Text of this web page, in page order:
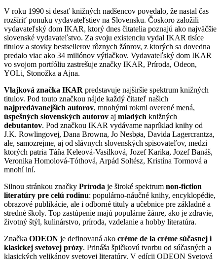
V roku 1990 si desať knižných nadšencov povedalo, že nastal čas
rozšíriť ponuku vydavateľstiev na Slovensku. Čoskoro založili
vydavateľský dom IKAR, ktorý dnes čitatelia poznajú ako najväčšie
slovenské vydavateľstvo. Za svoju existenciu vydal IKAR tisíce
titulov a stovky bestsellerov rôznych žánrov, z ktorých sa dovedna
predalo viac ako 34 miliónov výtlačkov. Vydavateľský dom IKAR
vo svojom portfóliu zastrešuje značky IKAR, Príroda, Odeon,
YOLi, Stonožka a Ajna.
Vlajková značka IKAR predstavuje najširšie spektrum knižných
titulov. Pod touto značkou nájde každý čitateľ našich
najpredávanejších autorov, mnohými rokmi overené mená,
úspešných slovenských autorov aj mladých knižných
debutantov. Pod značkou IKAR vydávame napríklad knihy od
J.K. Rowlingovej, Dana Browna, Jo Nesbøa, Davida Lagercrantza,
ale, samozrejme, aj od slávnych slovenských spisovateľov, medzi
ktorých patria Táňa Keleová-Vasilková, Jozef Karika, Jozef Banáš,
Veronika Homolová-Tóthová, Arpád Soltész, Kristína Tormová a
mnohí iní.
Silnou stránkou značky Príroda je široké spektrum non-fiction
literatúry pre celú rodinu: populárno-náučné knihy, encyklopédie,
obrazové publikácie, ale i odborné tituly a učebnice pre základné a
stredné školy. Top zastúpenie majú populárne žánre, ako je zdravie,
životný štýl, kulinárstvo, príroda, vzdelanie a hobby literatúra.
Značka ODEON je definovaná ako crème de la crème súčasnej i
klasickej svetovej prózy. Prináša špičkovú tvorbu od súčasných a
klasických velikánov svetovej literatúry. V edícii ODEON Svetová